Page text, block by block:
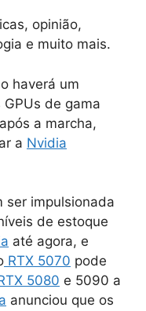
opinião,
e muito mais.
haverá um
de gama
a marcha,
a Nvidia
ser impulsionada
de estoque
até agora, e
RTX 5070 pode
5080 e 5090 a
anunciou que os